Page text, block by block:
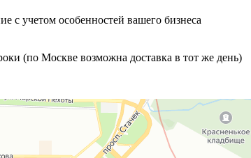
с учетом особенностей вашего бизнеса
(по Москве возможна доставка в тот же день)